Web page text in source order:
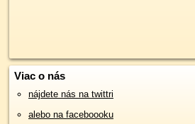
Viac o nás
nájdete nás na twittri
alebo na faceboooku